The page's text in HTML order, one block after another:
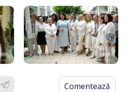
Comentează